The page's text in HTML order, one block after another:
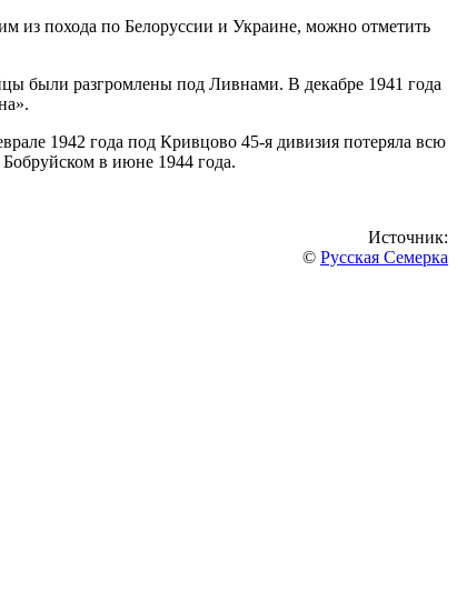
из похода по Белоруссии и Украине, можно отметить
были разгромлены под Ливнами. В декабре 1941 года
1942 года под Кривцово 45-я дивизия потеряла всю
в июне 1944 года.
Источник:
© Русская Семерка